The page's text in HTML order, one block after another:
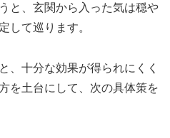
と、玄関から入った気は穏や
して巡ります。
、十分な効果が得られにくく
を土台にして、次の具体策を